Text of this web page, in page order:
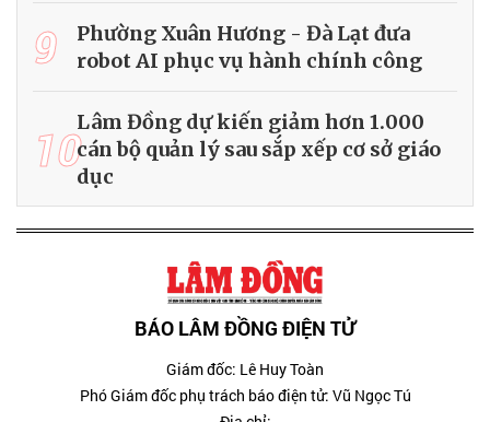
9
Phường Xuân Hương - Đà Lạt đưa
robot AI phục vụ hành chính công
10Lâm Đồng dự kiến giảm hơn 1.000
cán bộ quản lý sau sắp xếp cơ sở giáo
dục
BÁO LÂM ĐỒNG ĐIỆN TỬ
Giám đốc: Lê Huy Toàn
Phó Giám đốc phụ trách báo điện tử: Vũ Ngọc Tú